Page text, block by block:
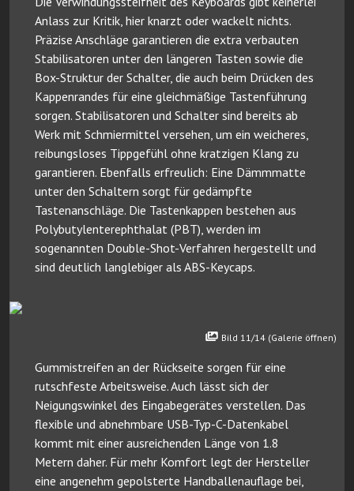
Anlass zur Kritik, hier knarzt oder wackelt nichts.
Präzise Anschläge garantieren die extra verbauten
Stabilisatoren unter den längeren Tasten sowie die
Box-Struktur der Schalter, die auch beim Drücken des
Kappenrandes für eine gleichmäßige Tastenführung
sorgen. Stabilisatoren und Schalter sind bereits ab
Werk mit Schmiermittel versehen, um ein weicheres,
reibungsloses Tippgefühl ohne kratzigen Klang zu
garantieren. Ebenfalls erfreulich: Eine Dämmmatte
unter den Schaltern sorgt für gedämpfte
Tastenanschläge. Die Tastenkappen bestehen aus
Polybutylenterephthalat (PBT), werden im
sogenannten Double-Shot-Verfahren hergestellt und
sind deutlich langlebiger als ABS-Keycaps.
Bild 11/14 (Galerie öffnen)
Gummistreifen an der Rückseite sorgen für eine
rutschfeste Arbeitsweise. Auch lässt sich der
Neigungswinkel des Eingabegerätes verstellen. Das
flexible und abnehmbare USB-Typ-C-Datenkabel
kommt mit einer ausreichenden Länge von 1.8
Metern daher. Für mehr Komfort legt der Hersteller
eine angenehm gepolsterte Handballenauflage bei,